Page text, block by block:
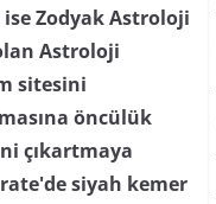
Zodyak Astroloji
Astroloji
sitesini
öncülük
çıkartmaya
siyah kemer